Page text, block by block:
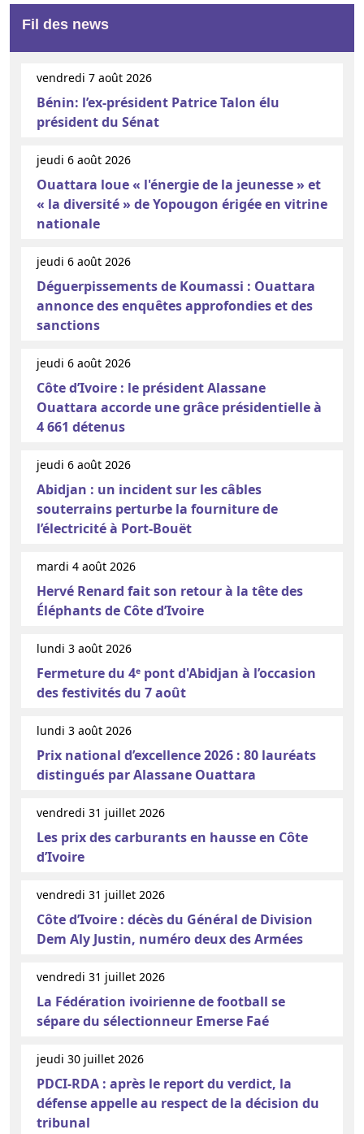
Fil des news
vendredi 7 août 2026
Bénin: l’ex-président Patrice Talon élu
président du Sénat
jeudi 6 août 2026
Ouattara loue « l'énergie de la jeunesse » et
« la diversité » de Yopougon érigée en vitrine
nationale
jeudi 6 août 2026
Déguerpissements de Koumassi : Ouattara
annonce des enquêtes approfondies et des
sanctions
jeudi 6 août 2026
Côte d’Ivoire : le président Alassane
Ouattara accorde une grâce présidentielle à
4 661 détenus
jeudi 6 août 2026
Abidjan : un incident sur les câbles
souterrains perturbe la fourniture de
l’électricité à Port-Bouët
mardi 4 août 2026
Hervé Renard fait son retour à la tête des
Éléphants de Côte d’Ivoire
lundi 3 août 2026
Fermeture du 4ᵉ pont d'Abidjan à l’occasion
des festivités du 7 août
lundi 3 août 2026
Prix national d’excellence 2026 : 80 lauréats
distingués par Alassane Ouattara
vendredi 31 juillet 2026
Les prix des carburants en hausse en Côte
d’Ivoire
vendredi 31 juillet 2026
Côte d’Ivoire : décès du Général de Division
Dem Aly Justin, numéro deux des Armées
vendredi 31 juillet 2026
La Fédération ivoirienne de football se
sépare du sélectionneur Emerse Faé
jeudi 30 juillet 2026
PDCI-RDA : après le report du verdict, la
défense appelle au respect de la décision du
tribunal